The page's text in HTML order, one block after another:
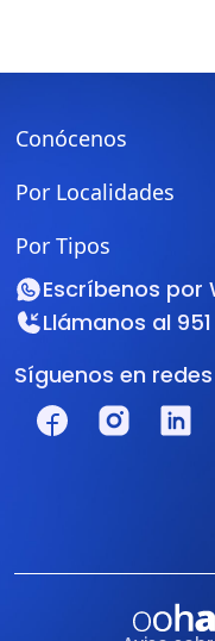
Conócenos
Por Localidades
Por Tipos
Escríbenos por
Llámanos al
Síguenos en redes